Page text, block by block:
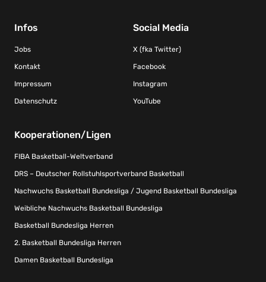
Infos
Jobs
Kontakt
Impressum
Datenschutz
Social Media
X (fka Twitter)
Facebook
Instagram
YouTube
Kooperationen/Ligen
FIBA Basketball-Weltverband
DRS – Deutscher Rollstuhlsportverband Basketball
Nachwuchs Basketball Bundesliga / Jugend Basketball Bundesliga
Weibliche Nachwuchs Basketball Bundesliga
Basketball Bundesliga Herren
2. Basketball Bundesliga Herren
Damen Basketball Bundesliga